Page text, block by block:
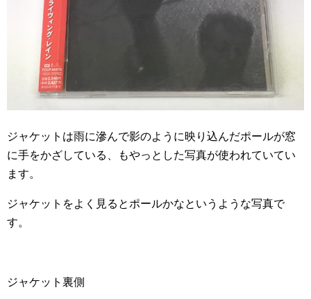
ジャケットは雨に滲んで影のように映り込んだポールが窓
に手をかざしている、もやっとした写真が使われていてい
ます。
ジャケットをよく見るとポールかなというような写真で
す。
ジャケット裏側